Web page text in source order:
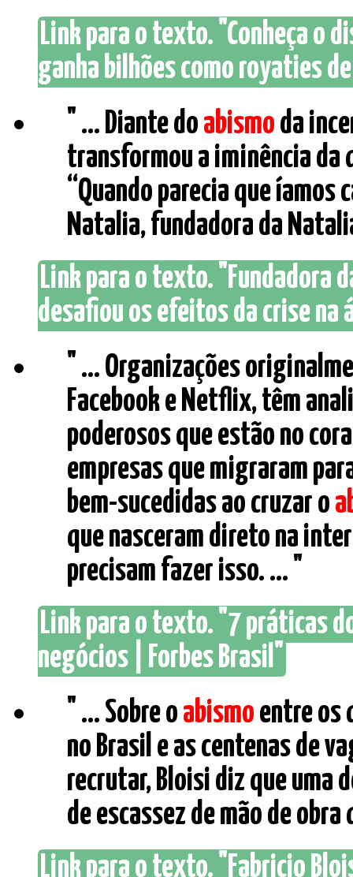
Link para o texto. "Conheça o
ganha bilhões como royaties
" ... Diante doabismoda
transformou a iminência da
“Quando parecia que íamos
Natalia, fundadora da
Link para o texto. "Fundadora
desafiou os efeitos da crise na
" ... Organizações
Facebook e Netflix, têm
poderosos que estão no
empresas que migraram
bem-sucedidas ao cruzar o
que nasceram direto na
precisam fazer isso. ... "
Link para o texto. "7 práticas
negócios | Forbes Brasil"
" ... Sobre oabismoentre os
no Brasil e as centenas de
recrutar, Bloisi diz que uma
de escassez de mão de
Link para o texto. "Fabricio